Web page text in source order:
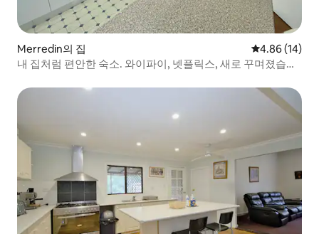
Merredin의 집 평점 4.86점(5
4.86 (14)
내 집처럼 편안한 숙소. 와이파이, 넷플릭스, 새로 꾸며졌습니